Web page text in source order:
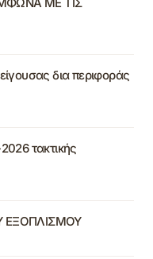
δια περιφοράς
τακτικής
ΕΞΟΠΛΙΣΜΟΥ